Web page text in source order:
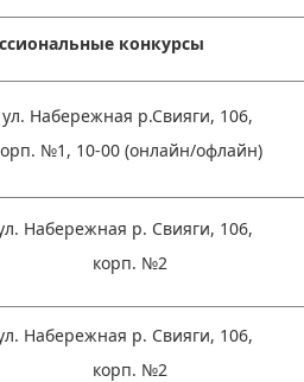
конкурсы
ул. Набережная р.Свияги, 106,
№1, 10-00 (онлайн/офлайн)
Набережная р. Свияги, 106,
корп. №2
Набережная р. Свияги, 106,
корп. №2